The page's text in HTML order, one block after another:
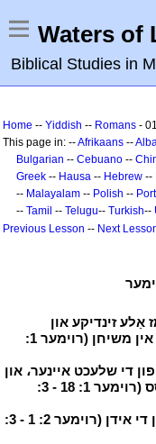
Waters of
Biblical Studies in
Home -- Yiddish -- Romans -
This page in: --Afrikaans --
Bulgarian -- Cebuano --
Greek -- Hausa -- Hebrew --
-- Malayalam -- Polish --
-- Tamil -- Telugu-- Turkish--
Previous Lesson -- Next
אַלע זינדיקע און
דזשאַסטאַפייז און הייליקט אַלע געגלויבט אין משיחן (רוימער 1:
די שלעכט איינער، און
גאָט וועט ריכטער אַלע אין רעכט-עאָוסנעסס (רוימער 1: 18 - 3:
2. דער צארן פון גאָט איז אנטפלעקט קעגן די אידן (רוימער 2: 1 - 3: